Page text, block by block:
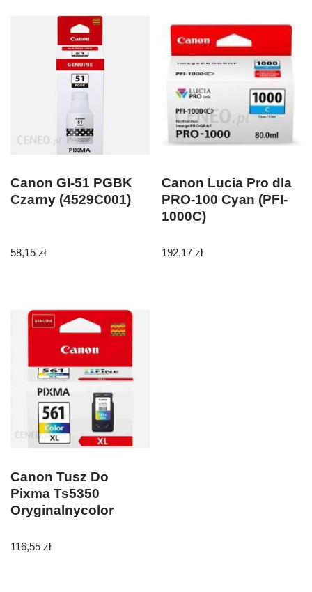
Canon GI-51 PGBK
Czarny (4529C001)
58,15 zł
Canon Lucia Pro dla
PRO-100 Cyan (PFI-
1000C)
192,17zł
Canon Tusz Do
Pixma Ts5350
Oryginalnycolor
116,55 zł